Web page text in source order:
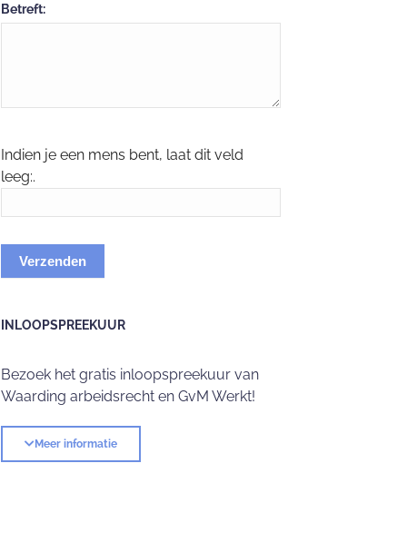
Betreft:
Indien je een mens bent, laat dit veld
leeg:.
Verzenden
INLOOPSPREEKUUR
Bezoek het gratis inloopspreekuur van
Waarding arbeidsrecht en GvM Werkt!
Meer informatie